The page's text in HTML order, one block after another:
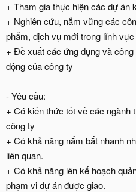
+ Tham gia thực hiện các dự án
+ Nghiên cứu, nắm vững các
phẩm, dịch vụ mới trong lĩnh
+ Đề xuất các ứng dụng và
động của công ty
- Yêu cầu:
+ Có kiến thức tốt về các ngành
công ty
+ Có khả năng nắm bắt nhanh
liên quan.
+ Có khả năng lên kế hoạch
phạm vi dự án được giao.